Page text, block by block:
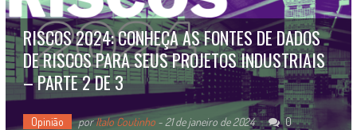
RISCOS 2024: CONHEÇA AS FONTES DE DADOS
DE RISCOS PARA SEUS PROJETOS INDUSTRIAIS
– PARTE 2 DE 3
Opinião porItalo Coutinho-21 de janeiro de 2024
0